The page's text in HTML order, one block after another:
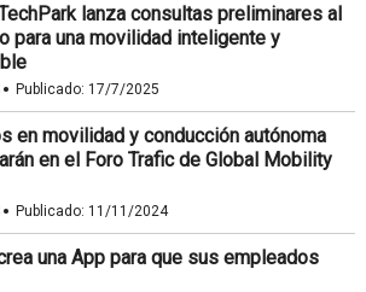
lanza consultas preliminares al
para una movilidad inteligente y
· Publicado: 17/7/2025
en movilidad y conducción autónoma
en el Foro Trafic de Global Mobility
· Publicado: 11/11/2024
una App para que sus empleados